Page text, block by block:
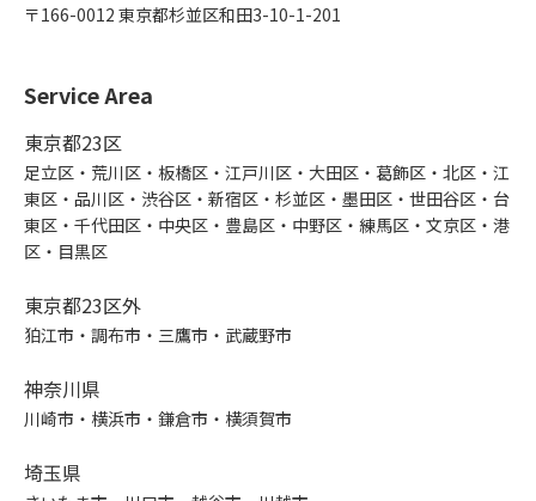
〒166-0012 東京都杉並区和田3-10-1-201
Service Area
東京都23区
足立区・荒川区・板橋区・江戸川区・大田区・葛飾区・北区・江
東区・品川区・渋谷区・新宿区・杉並区・墨田区・世田谷区・台
東区・千代田区・中央区・豊島区・中野区・練馬区・文京区・港
区・目黒区
東京都23区外
狛江市・調布市・三鷹市・武蔵野市
神奈川県
川崎市・横浜市・鎌倉市・横須賀市
埼玉県